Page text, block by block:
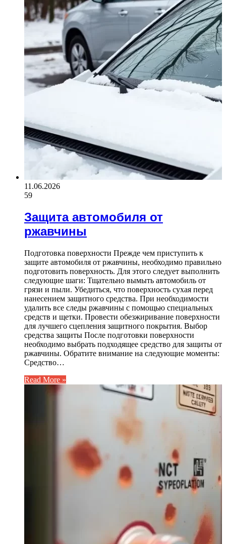
11.06.2026
59
Защита автомобиля от
ржавчины
Подготовка поверхности Прежде чем приступить к
защите автомобиля от ржавчины, необходимо правильно
подготовить поверхность. Для этого следует выполнить
следующие шаги: Тщательно вымыть автомобиль от
грязи и пыли. Убедиться, что поверхность сухая перед
нанесением защитного средства. При необходимости
удалить все следы ржавчины с помощью специальных
средств и щетки. Провести обезжиривание поверхности
для лучшего сцепления защитного покрытия. Выбор
средства защиты После подготовки поверхности
необходимо выбрать подходящее средство для защиты от
ржавчины. Обратите внимание на следующие моменты:
Средство…
Read More »